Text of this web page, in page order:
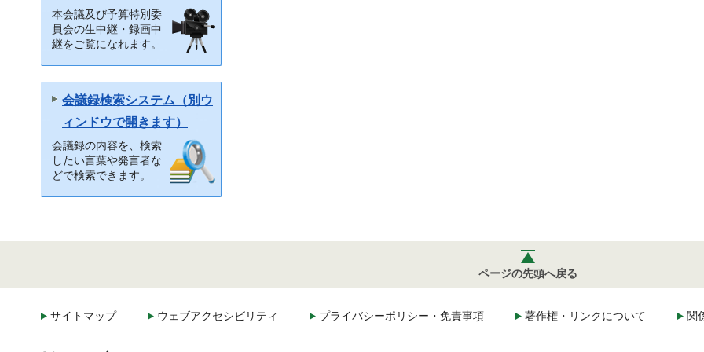
本会議及び予算特別委
員会の生中継・録画中
継をご覧になれます。
会議録検索システム（別ウ
ィンドウで開きます）
会議録の内容を、検索
したい言葉や発言者な
どで検索できます。
ページの先頭へ戻る
サイトマップ ウェブアクセシビリティ プライバシーポリシー・免責事項 著作権・リンクについて 関